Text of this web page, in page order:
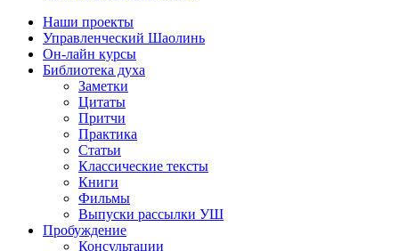
Наши проекты
Управленческий Шаолинь
Он-лайн курсы
Библиотека духа
Заметки
Цитаты
Притчи
Практика
Статьи
Классические тексты
Книги
Фильмы
Выпуски рассылки УШ
Пробуждение
Консультации